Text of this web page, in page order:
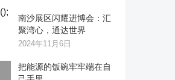
南沙展区闪耀进博会：汇
聚湾心，通达世界
2024年11月6日
把能源的饭碗牢牢端在自